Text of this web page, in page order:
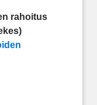
rahoitus